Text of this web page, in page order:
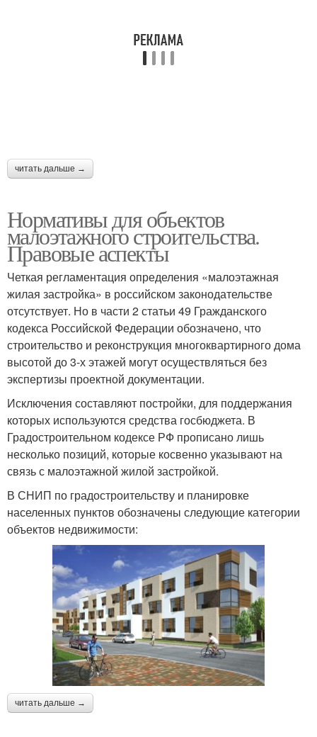
читать дальше →
Нормативы для объектов
малоэтажного строительства.
Правовые аспекты
Четкая регламентация определения «малоэтажная
жилая застройка» в российском законодательстве
отсутствует. Но в части 2 статьи 49 Гражданского
кодекса Российской Федерации обозначено, что
строительство и реконструкция многоквартирного дома
высотой до 3-х этажей могут осуществляться без
экспертизы проектной документации.
Исключения составляют постройки, для поддержания
которых используются средства госбюджета. В
Градостроительном кодексе РФ прописано лишь
несколько позиций, которые косвенно указывают на
связь с малоэтажной жилой застройкой.
В СНИП по градостроительству и планировке
населенных пунктов обозначены следующие категории
объектов недвижимости:
читать дальше →